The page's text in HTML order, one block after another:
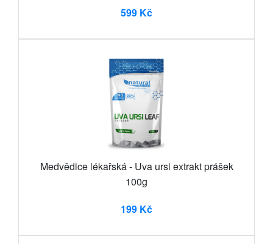
599 Kč
Medvědice lékařská - Uva ursi extrakt prášek
100g
199 Kč